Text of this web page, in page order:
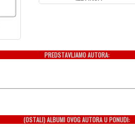
PREDSTAVLJAMO AUTORA:
(OSTALI) ALBUMI OVOG AUTORA U PONUDI: